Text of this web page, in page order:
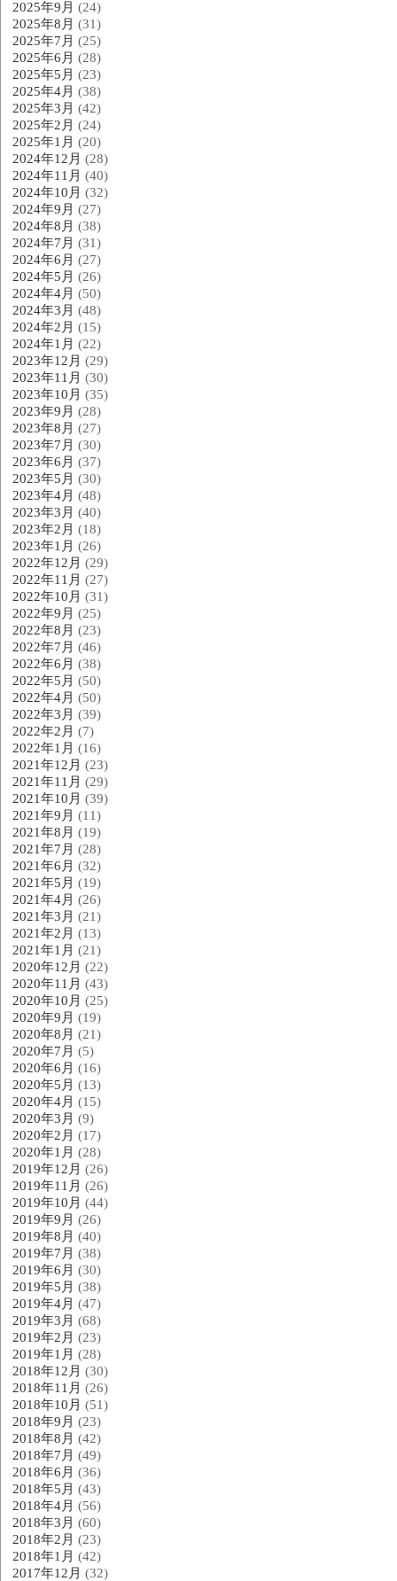
2025年9月 (24)
2025年8月 (31)
2025年7月 (25)
2025年6月 (28)
2025年5月 (23)
2025年4月 (38)
2025年3月 (42)
2025年2月 (24)
2025年1月 (20)
2024年12月 (28)
2024年11月 (40)
2024年10月 (32)
2024年9月 (27)
2024年8月 (38)
2024年7月 (31)
2024年6月 (27)
2024年5月 (26)
2024年4月 (50)
2024年3月 (48)
2024年2月 (15)
2024年1月 (22)
2023年12月 (29)
2023年11月 (30)
2023年10月 (35)
2023年9月 (28)
2023年8月 (27)
2023年7月 (30)
2023年6月 (37)
2023年5月 (30)
2023年4月 (48)
2023年3月 (40)
2023年2月 (18)
2023年1月 (26)
2022年12月 (29)
2022年11月 (27)
2022年10月 (31)
2022年9月 (25)
2022年8月 (23)
2022年7月 (46)
2022年6月 (38)
2022年5月 (50)
2022年4月 (50)
2022年3月 (39)
2022年2月 (7)
2022年1月 (16)
2021年12月 (23)
2021年11月 (29)
2021年10月 (39)
2021年9月 (11)
2021年8月 (19)
2021年7月 (28)
2021年6月 (32)
2021年5月 (19)
2021年4月 (26)
2021年3月 (21)
2021年2月 (13)
2021年1月 (21)
2020年12月 (22)
2020年11月 (43)
2020年10月 (25)
2020年9月 (19)
2020年8月 (21)
2020年7月 (5)
2020年6月 (16)
2020年5月 (13)
2020年4月 (15)
2020年3月 (9)
2020年2月 (17)
2020年1月 (28)
2019年12月 (26)
2019年11月 (26)
2019年10月 (44)
2019年9月 (26)
2019年8月 (40)
2019年7月 (38)
2019年6月 (30)
2019年5月 (38)
2019年4月 (47)
2019年3月 (68)
2019年2月 (23)
2019年1月 (28)
2018年12月 (30)
2018年11月 (26)
2018年10月 (51)
2018年9月 (23)
2018年8月 (42)
2018年7月 (49)
2018年6月 (36)
2018年5月 (43)
2018年4月 (56)
2018年3月 (60)
2018年2月 (23)
2018年1月 (42)
2017年12月 (32)